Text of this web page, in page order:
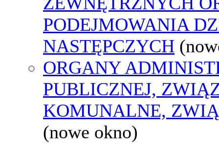
PODEJMOWANIA
NASTĘPCZYCH
ORGANY
PUBLICZNEJ,
KOMUNALNE,
(nowe okno)